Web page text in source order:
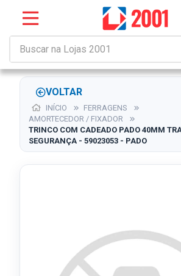
VOLTAR
INÍCIO
FERRAGENS
AMORTECEDOR / FIXADOR
TRINCO COM CADEADO PADO 40MM
SEGURANÇA - 59023053 - PADO